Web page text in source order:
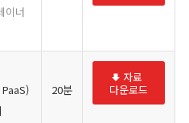
이너
20분
자료
다운로드